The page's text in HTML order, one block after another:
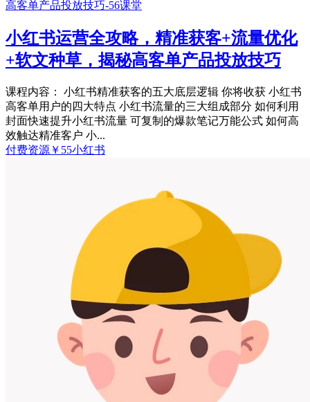
小红书运营全攻略，精准获客+流量优化
+软文种草，揭秘高客单产品投放技巧
课程内容： 小红书精准获客的五大底层逻辑 你将收获 小红书
高客单用户的四大特点 小红书流量的三大组成部分 如何利用
封面快速提升小红书流量 可复制的爆款笔记万能公式 如何高
效触达精准客户 小...
付费资源 ￥ 55小红书